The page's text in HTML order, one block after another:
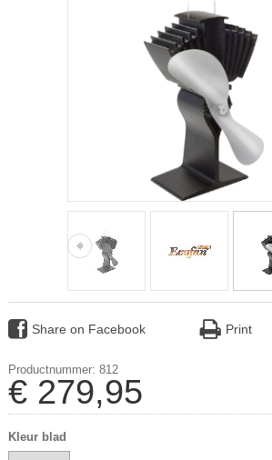
Share on Facebook Print
Productnummer: 812
€ 279,95
Kleur blad